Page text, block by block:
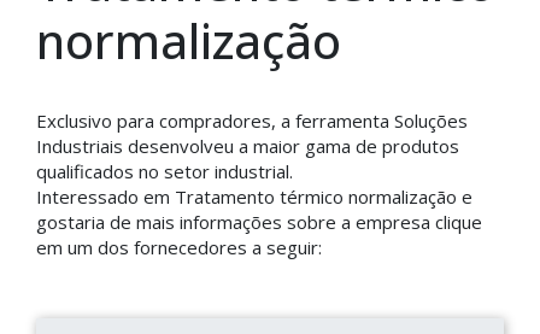
normalização
Exclusivo para compradores, a ferramenta Soluções
Industriais desenvolveu a maior gama de produtos
qualificados no setor industrial.
Interessado em Tratamento térmico normalização e
gostaria de mais informações sobre a empresa clique
em um dos fornecedores a seguir: